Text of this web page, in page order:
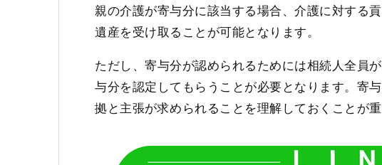
親の介護が寄与分に該当する場合、介護に対する
遺産を受け取ることが可能となります。
ただし、寄与分が認められるためには相続人全員
与分を認定してもらうことが必要となります。寄
拠と主張が求められることを理解しておくことが重